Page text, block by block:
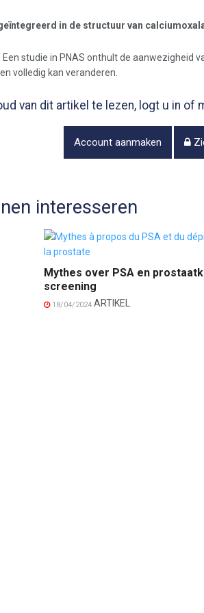
in de structuur van
studie in PNAS onthult de
volledig kan veranderen.
van dit artikel te lezen, logt u in
Account aanmaken
interesseren
Mythes over PSA en
screening
18/04/2024ARTIKEL